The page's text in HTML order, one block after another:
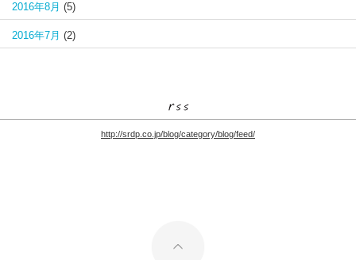
2016年8月 (5)
2016年7月 (2)
http://srdp.co.jp/blog/category/blog/feed/